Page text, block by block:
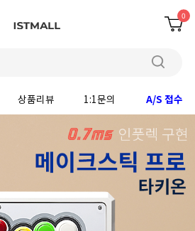
0
상품리뷰 1:1문의 A/S 접수